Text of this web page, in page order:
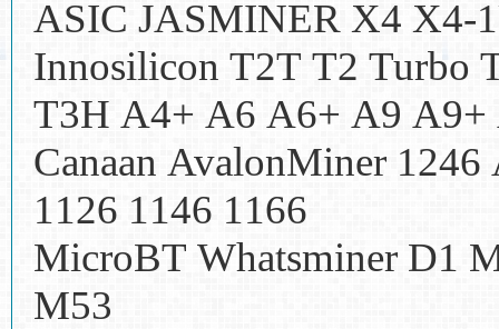
ASIC JASMINER X4 X4-
Innosilicon T2T T2 Turbo
T3H A4+ A6 A6+ A9 A9+
Canaan AvalonMiner
1126 1146 1166
МiсrоВТ Whatsminer D1
M53